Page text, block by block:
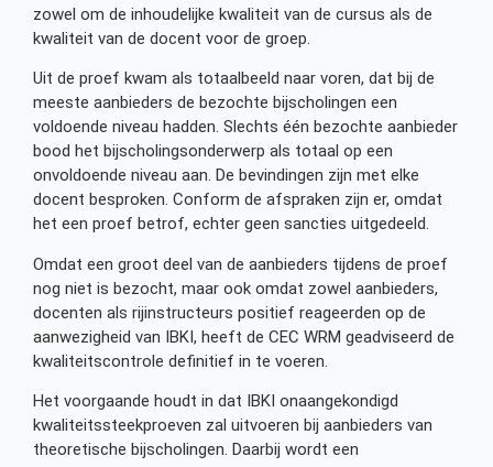
zowel om de inhoudelijke kwaliteit van de cursus als de
kwaliteit van de docent voor de groep.
Uit de proef kwam als totaalbeeld naar voren, dat bij de
meeste aanbieders de bezochte bijscholingen een
voldoende niveau hadden. Slechts één bezochte aanbieder
bood het bijscholingsonderwerp als totaal op een
onvoldoende niveau aan. De bevindingen zijn met elke
docent besproken. Conform de afspraken zijn er, omdat
het een proef betrof, echter geen sancties uitgedeeld.
Omdat een groot deel van de aanbieders tijdens de proef
nog niet is bezocht, maar ook omdat zowel aanbieders,
docenten als rijinstructeurs positief reageerden op de
aanwezigheid van IBKI, heeft de CEC WRM geadviseerd de
kwaliteitscontrole definitief in te voeren.
Het voorgaande houdt in dat IBKI onaangekondigd
kwaliteitssteekproeven zal uitvoeren bij aanbieders van
theoretische bijscholingen. Daarbij wordt een